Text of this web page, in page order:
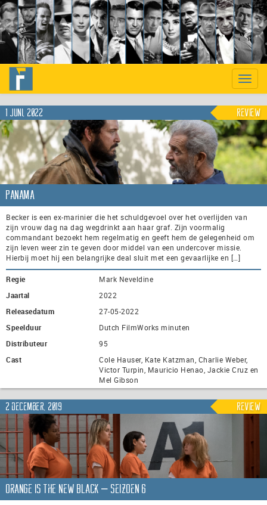
Previous
Toggle
1 juni, 2022 Review
Panama
Becker is een ex-marinier die het schuldgevoel over het overlijden van
zijn vrouw dag na dag wegdrinkt aan haar graf. Zijn voormalig
commandant bezoekt hem regelmatig en geeft hem de gelegenheid om
zijn leven weer zin te geven door middel van een undercover missie.
Hierbij moet hij een belangrijke deal sluit met een gevaarlijke en […]
Regie
Mark Neveldine
Jaartal
2022
Releasedatum
27-05-2022
Speelduur
Dutch FilmWorks minuten
Distributeur
95
Cast
Cole Hauser, Kate Katzman, Charlie Weber,
Victor Turpin, Mauricio Henao, Jackie Cruz en
Mel Gibson
2 december, 2019 Review
Orange is the New Black – seizoen 6